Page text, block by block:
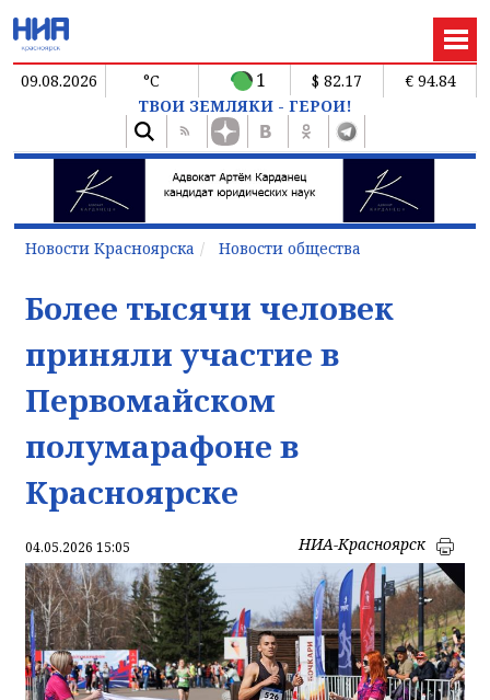
09.08.2026 °C 1 $ 82.17
€ 94.84
ТВОИ ЗЕМЛЯКИ - ГЕРОИ!
Новости Красноярска Новости общества
Более тысячи человек
приняли участие в
Первомайском
полумарафоне в
Красноярске
04.05.2026 15:05 НИА-Красноярск